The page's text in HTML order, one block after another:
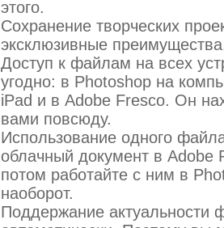
этого.
Сохранение творческих
эксклюзивные
Доступ к файлам на всех
угодно: в Photoshop на
iPad и в Adobe Fresco. Он
вами повсюду.
Использование одного
облачный документ в Adobe
потом работайте с ним в
наоборот.
Поддержание